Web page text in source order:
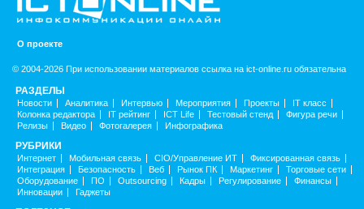
О проекте
© 2004-2026 При использовании материалов ссылка на ict-online.ru обязательна
РАЗДЕЛЫ
Новости Аналитика Интервью Мероприятия Проекты
IT класс
Колонка редактора
IT рейтинг ICT Life Тестовый стенд
Фигура речи
Релизы
Видео Фотогалерея Инфографика
РУБРИКИ
Интернет Мобильная связь CIO/Управление ИТ
Фиксированная связь
Интеграция
Безопасность Веб Рынок ПК Маркетинг
Торговые сети
Оборудование
ПО Outsourcing Кадры Регулирование
Финансы
Инновации
Гаджеты